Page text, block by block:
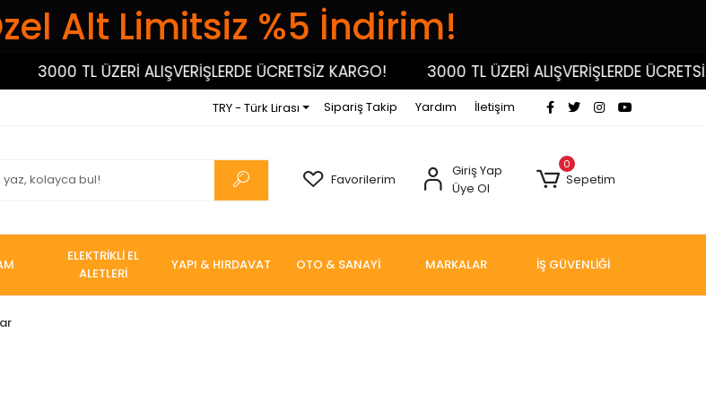
Alt Limitsiz %5 İndirim!
3000 TL ÜZERİ ALIŞVERİŞLERDE ÜCRETSİZ KARGO! 3000 TL ÜZERİ ALIŞVERİŞLERDE ÜCRETSİZ
TRY - Türk Lirası Sipariş Takip Yardım İletişim
Favorilerim
Giriş Yap
Üye Ol
0
Sepetim
ELEKTRİKLİ EL
ALETLERİ
YAPI & HIRDAVAT OTO & SANAYİ MARKALAR İŞ GÜVENLİĞİ